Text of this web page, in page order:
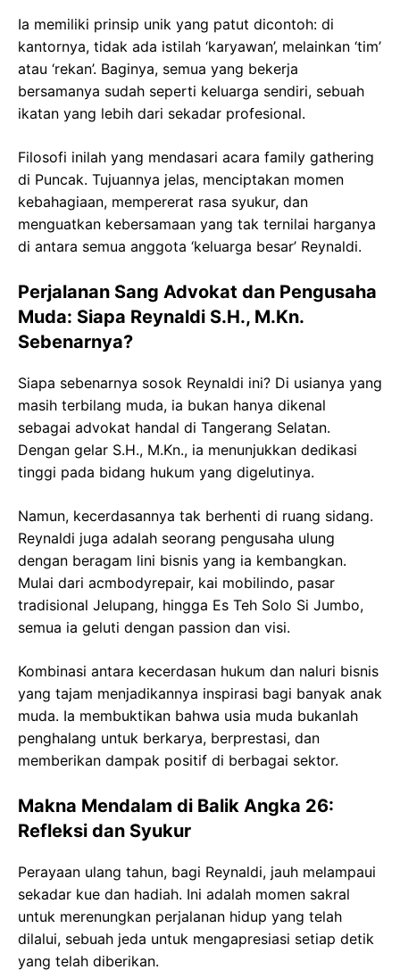
Ia memiliki prinsip unik yang patut dicontoh: di
kantornya, tidak ada istilah ‘karyawan’, melainkan ‘tim’
atau ‘rekan’. Baginya, semua yang bekerja
bersamanya sudah seperti keluarga sendiri, sebuah
ikatan yang lebih dari sekadar profesional.
Filosofi inilah yang mendasari acara family gathering
di Puncak. Tujuannya jelas, menciptakan momen
kebahagiaan, mempererat rasa syukur, dan
menguatkan kebersamaan yang tak ternilai harganya
di antara semua anggota ‘keluarga besar’ Reynaldi.
Perjalanan Sang Advokat dan Pengusaha
Muda: Siapa Reynaldi S.H., M.Kn.
Sebenarnya?
Siapa sebenarnya sosok Reynaldi ini? Di usianya yang
masih terbilang muda, ia bukan hanya dikenal
sebagai advokat handal di Tangerang Selatan.
Dengan gelar S.H., M.Kn., ia menunjukkan dedikasi
tinggi pada bidang hukum yang digelutinya.
Namun, kecerdasannya tak berhenti di ruang sidang.
Reynaldi juga adalah seorang pengusaha ulung
dengan beragam lini bisnis yang ia kembangkan.
Mulai dari acmbodyrepair, kai mobilindo, pasar
tradisional Jelupang, hingga Es Teh Solo Si Jumbo,
semua ia geluti dengan passion dan visi.
Kombinasi antara kecerdasan hukum dan naluri bisnis
yang tajam menjadikannya inspirasi bagi banyak anak
muda. Ia membuktikan bahwa usia muda bukanlah
penghalang untuk berkarya, berprestasi, dan
memberikan dampak positif di berbagai sektor.
Makna Mendalam di Balik Angka 26:
Refleksi dan Syukur
Perayaan ulang tahun, bagi Reynaldi, jauh melampaui
sekadar kue dan hadiah. Ini adalah momen sakral
untuk merenungkan perjalanan hidup yang telah
dilalui, sebuah jeda untuk mengapresiasi setiap detik
yang telah diberikan.